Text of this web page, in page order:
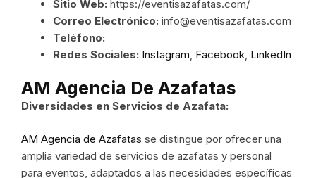
Sitio Web: https://eventisazafatas.com/
Correo Electrónico: info@eventisazafatas.com
Teléfono:
Redes Sociales: Instagram Facebook LinkedIn
AM Agencia De Azafatas
Diversidades en Servicios de Azafata:
AM Agencia de Azafatas se distingue por ofrecer una
amplia variedad de servicios de azafatas y personal
para eventos, adaptados a las necesidades específicas